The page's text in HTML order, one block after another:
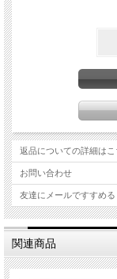
返品についての詳細はこ
お問い合わせ
友達にメールですすめる
関連商品